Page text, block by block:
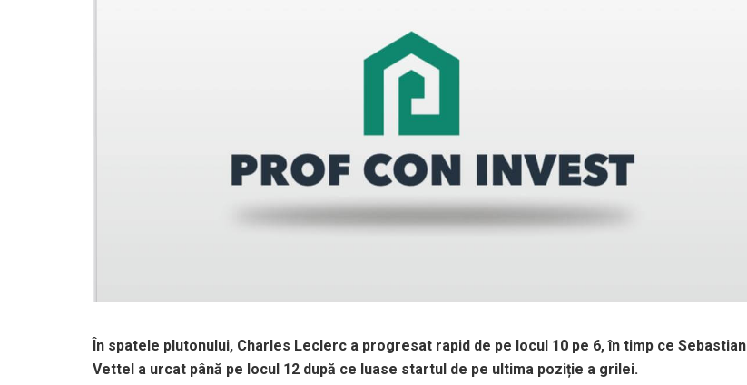
În spatele plutonului, Charles Leclerc a progresat rapid de pe locul 10 pe 6, în timp ce Sebastian
Vettel a urcat până pe locul 12 după ce luase startul de pe ultima poziție a grilei.